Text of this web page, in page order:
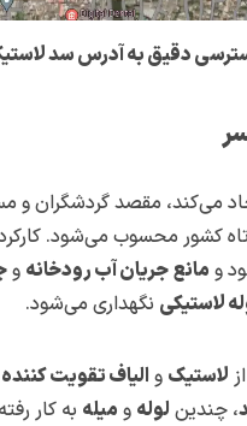
دقیق به آدرس سد
می‌کند، مقصد گردشگران و
کشور محسوب می‌شود.
و مانعجریان آب رودخانه و
لاستیکی نگهداری می‌شود.
لاستیک و الیاف تقویت کننده
، چندین لوله و میله به کار